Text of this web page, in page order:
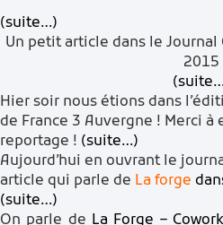
(suite…)
Un petit article dans le Journal
2015
Hier soir nous étions dans
de France 3 Auvergne ! Merci à
reportage ! (suite…)
Aujourd’hui en ouvrant le
article qui parle de La forge
(suite…)
On parle de La Forge –